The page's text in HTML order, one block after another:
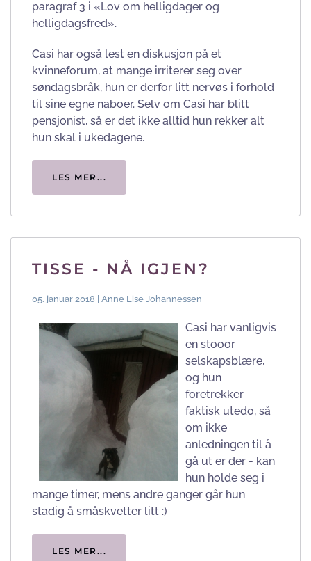
paragraf 3 i «Lov om helligdager og
helligdagsfred».
Casi har også lest en diskusjon på et
kvinneforum, at mange irriterer seg over
søndagsbråk, hun er derfor litt nervøs i forhold
til sine egne naboer. Selv om Casi har blitt
pensjonist, så er det ikke alltid hun rekker alt
hun skal i ukedagene.
LES MER...
TISSE - NÅ IGJEN?
05. januar 2018 | Anne Lise Johannessen
Casi har vanligvis
en stooor
selskapsblære,
og hun
foretrekker
faktisk utedo, så
om ikke
anledningen til å
gå ut er der - kan
hun holde seg i
mange timer, mens andre ganger går hun
stadig å småskvetter litt :)
LES MER...